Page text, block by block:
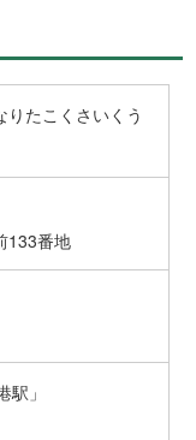
たこくさいくう
133番地
」